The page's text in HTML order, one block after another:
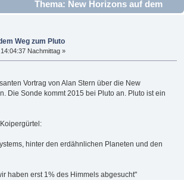
Thema: New Horizons auf dem
33669 mal)
Weg zum Pluto
Nachmittag »
Vortrag von Alan Stern über die New
Die Sonde kommt 2015 bei Pluto an. Pluto ist ein
hinter den erdähnlichen Planeten und den
haben erst 1% des Himmels abgesucht"